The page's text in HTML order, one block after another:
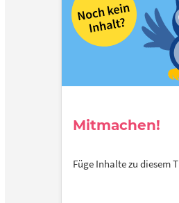
Mitmachen!
Füge Inhalte zu diesem